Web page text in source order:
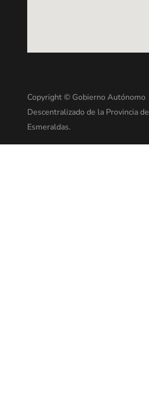
Copyright © Gobierno Autónomo
Descentralizado de la Provincia de
Esmeraldas.